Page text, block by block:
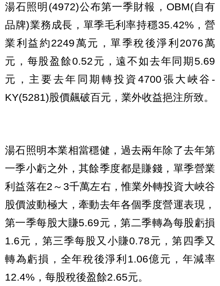
湯石照明(4972)公布第一季財報，OBM(自有
品牌)業務成長，單季毛利率持穩35.42%，營
業利益約2249萬元，單季稅後淨利2076萬
元，每股盈餘0.52元，遠不如去年同期5.69
元，主要去年同期轉投資4700張大峽谷-
KY(5281)股價飆破百元，業外收益挹注所致。
湯石照明本業相當穩健，過去兩年除了去年第
一季小虧之外，其餘季度都是賺錢，單季營業
利益落在2～3千萬左右，惟業外轉投資大峽谷
股價波動極大，牽動去年各個季度營運表現，
第一季每股大賺5.69元，第二季轉為每股虧損
1.6元，第三季每股又小賺0.78元，第四季又
轉為虧損，全年稅後淨利1.06億元，年減率
12.4%，每股稅後盈餘2.65元。